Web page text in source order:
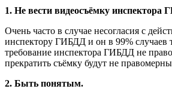
1. Не вести видеосъёмку инспектора
Очень часто в случае несогласия с
инспектору ГИБДД и он в 99% случаев
требование инспектора ГИБДД не
прекратить съёмку будут не
2. Быть понятым.